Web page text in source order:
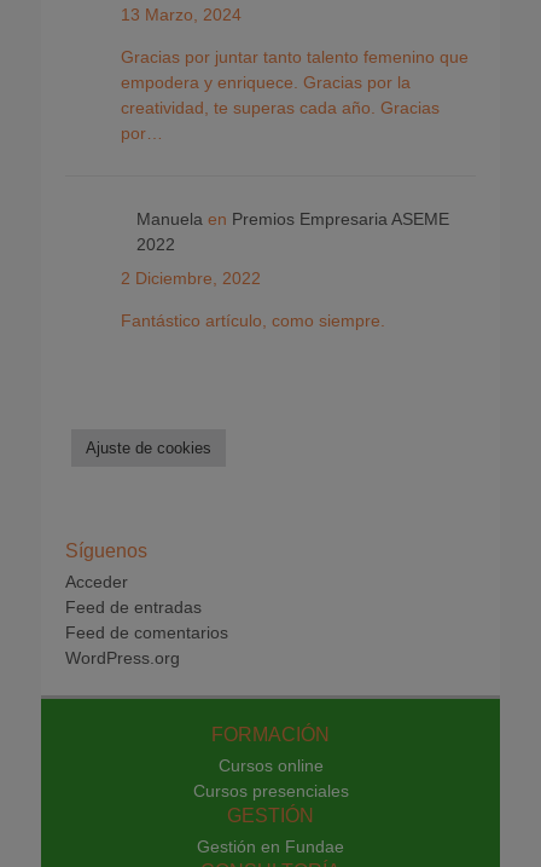
13 Marzo, 2024
Gracias por juntar tanto talento femenino que
empodera y enriquece. Gracias por la
creatividad, te superas cada año. Gracias
por…
Manuela en Premios Empresaria ASEME
2022
2 Diciembre, 2022
Fantástico artículo, como siempre.
Ajuste de cookies
Síguenos
Acceder
Feed de entradas
Feed de comentarios
WordPress.org
FORMACIÓN
Cursos online
Cursos presenciales
GESTIÓN
Gestión en Fundae